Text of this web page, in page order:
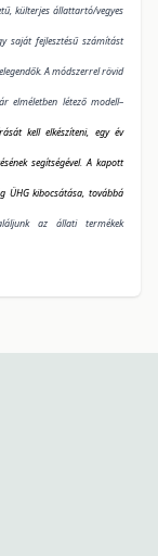
külterjes állattartó/vegyes
saját fejlesztésű számítást
A módszerrel rövid
elméletben létező modell–
kell elkészíteni, egy év
segítségével. A kapott
ÜHG kibocsátása, továbbá
az állati termékek